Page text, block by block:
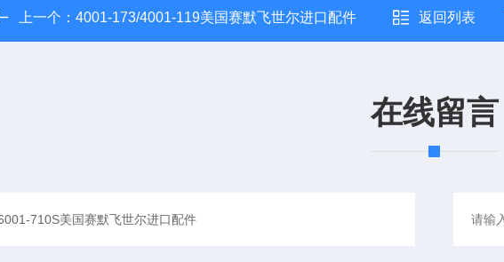
上一个： 4001-173/4001-119美国赛默飞世尔进口配件 返回列表
在线留言